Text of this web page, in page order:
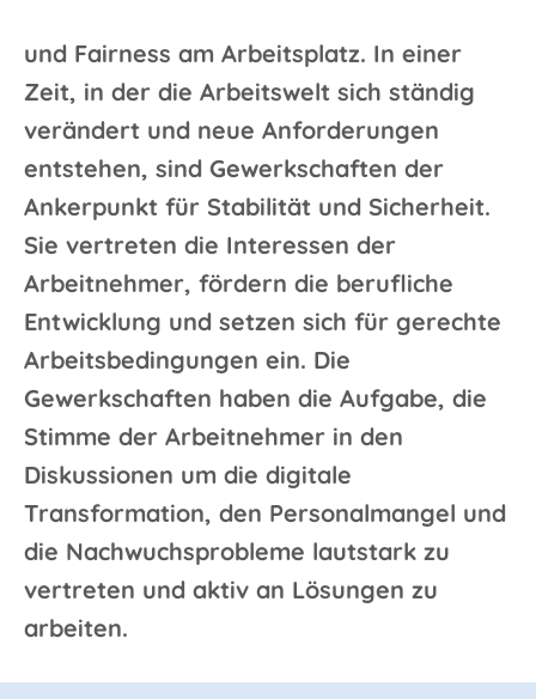
und Fairness am Arbeitsplatz. In einer
Zeit, in der die Arbeitswelt sich ständig
verändert und neue Anforderungen
entstehen, sind Gewerkschaften der
Ankerpunkt für Stabilität und Sicherheit.
Sie vertreten die Interessen der
Arbeitnehmer, fördern die berufliche
Entwicklung und setzen sich für gerechte
Arbeitsbedingungen ein. Die
Gewerkschaften haben die Aufgabe, die
Stimme der Arbeitnehmer in den
Diskussionen um die digitale
Transformation, den Personalmangel und
die Nachwuchsprobleme lautstark zu
vertreten und aktiv an Lösungen zu
arbeiten.